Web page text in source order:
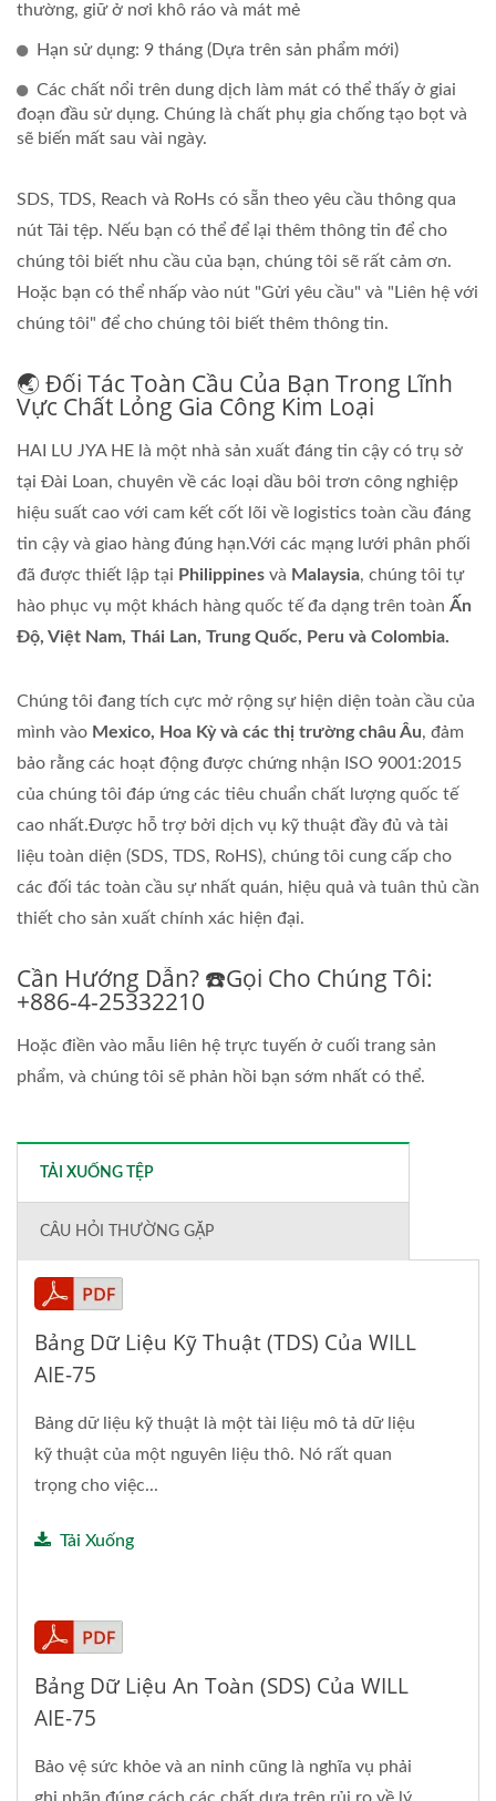
thường, giữ ở nơi khô ráo và mát mẻ
Hạn sử dụng: 9 tháng (Dựa trên sản phẩm mới)
Các chất nổi trên dung dịch làm mát có thể thấy ở giai
đoạn đầu sử dụng. Chúng là chất phụ gia chống tạo bọt và
sẽ biến mất sau vài ngày.
SDS, TDS, Reach và RoHs có sẵn theo yêu cầu thông qua
nút Tải tệp. Nếu bạn có thể để lại thêm thông tin để cho
chúng tôi biết nhu cầu của bạn, chúng tôi sẽ rất cảm ơn.
Hoặc bạn có thể nhấp vào nút "Gửi yêu cầu" và "Liên hệ với
chúng tôi" để cho chúng tôi biết thêm thông tin.
🌏 Đối Tác Toàn Cầu Của Bạn Trong Lĩnh
Vực Chất Lỏng Gia Công Kim Loại
HAI LU JYA HE là một nhà sản xuất đáng tin cậy có trụ sở
tại Đài Loan, chuyên về các loại dầu bôi trơn công nghiệp
hiệu suất cao với cam kết cốt lõi về logistics toàn cầu đáng
tin cậy và giao hàng đúng hạn.Với các mạng lưới phân phối
đã được thiết lập tại Philippines và Malaysia, chúng tôi tự
hào phục vụ một khách hàng quốc tế đa dạng trên toàn Ấn
Độ, Việt Nam, Thái Lan, Trung Quốc, Peru và Colombia.
Chúng tôi đang tích cực mở rộng sự hiện diện toàn cầu của
mình vào Mexico, Hoa Kỳ và các thị trường châu Âu, đảm
bảo rằng các hoạt động được chứng nhận ISO 9001:2015
của chúng tôi đáp ứng các tiêu chuẩn chất lượng quốc tế
cao nhất.Được hỗ trợ bởi dịch vụ kỹ thuật đầy đủ và tài
liệu toàn diện (SDS, TDS, RoHS), chúng tôi cung cấp cho
các đối tác toàn cầu sự nhất quán, hiệu quả và tuân thủ cần
thiết cho sản xuất chính xác hiện đại.
Cần Hướng Dẫn? ☎️Gọi Cho Chúng Tôi:
+886-4-25332210
Hoặc điền vào mẫu liên hệ trực tuyến ở cuối trang sản
phẩm, và chúng tôi sẽ phản hồi bạn sớm nhất có thể.
TẢI XUỐNG TỆP
CÂU HỎI THƯỜNG GẶP
Bảng Dữ Liệu Kỹ Thuật (TDS) Của WILL
AIE-75
Bảng dữ liệu kỹ thuật là một tài liệu mô tả dữ liệu
kỹ thuật của một nguyên liệu thô. Nó rất quan
trọng cho việc...
Tải Xuống
Bảng Dữ Liệu An Toàn (SDS) Của WILL
AIE-75
Bảo vệ sức khỏe và an ninh cũng là nghĩa vụ phải
ghi nhãn đúng cách các chất dựa trên rủi ro về lý